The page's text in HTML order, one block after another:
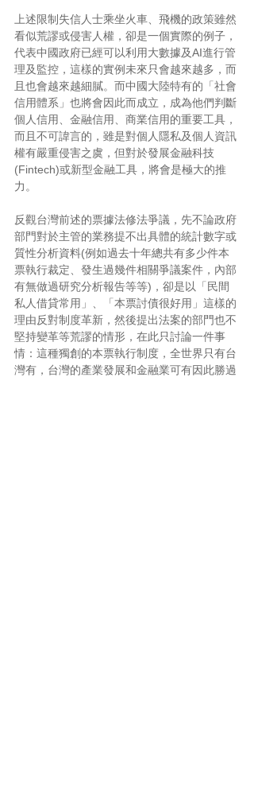
上述限制失信人士乘坐火車、飛機的政策雖然
看似荒謬或侵害人權，卻是一個實際的例子，
代表中國政府已經可以利用大數據及AI進行管
理及監控，這樣的實例未來只會越來越多，而
且也會越來越細膩。而中國大陸特有的「社會
信用體系」也將會因此而成立，成為他們判斷
個人信用、金融信用、商業信用的重要工具，
而且不可諱言的，雖是對個人隱私及個人資訊
權有嚴重侵害之虞，但對於發展金融科技
(Fintech)或新型金融工具，將會是極大的推
力。
反觀台灣前述的票據法修法爭議，先不論政府
部門對於主管的業務提不出具體的統計數字或
質性分析資料(例如過去十年總共有多少件本
票執行裁定、發生過幾件相關爭議案件，內部
有無做過研究分析報告等等)，卻是以「民間
私人借貸常用」、「本票討債很好用」這樣的
理由反對制度革新，然後提出法案的部門也不
堅持變革等荒謬的情形，在此只討論一件事
情：這種獨創的本票執行制度，全世界只有台
灣有，台灣的產業發展和金融業可有因此勝過